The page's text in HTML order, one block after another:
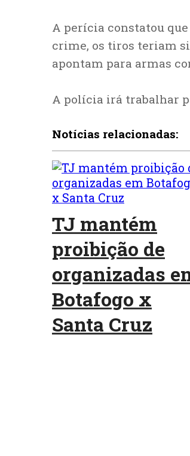
A perícia constatou
crime, os tiros teriam
apontam para armas
A polícia irá trabalhar
Notícias relacionadas:
TJ mantém
proibição de
organizadas
Botafogo x
Santa Cruz